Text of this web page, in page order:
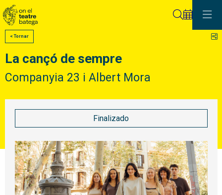
< Tornar
La cançó de sempre
Companyia 23 i Albert Mora
Finalizado